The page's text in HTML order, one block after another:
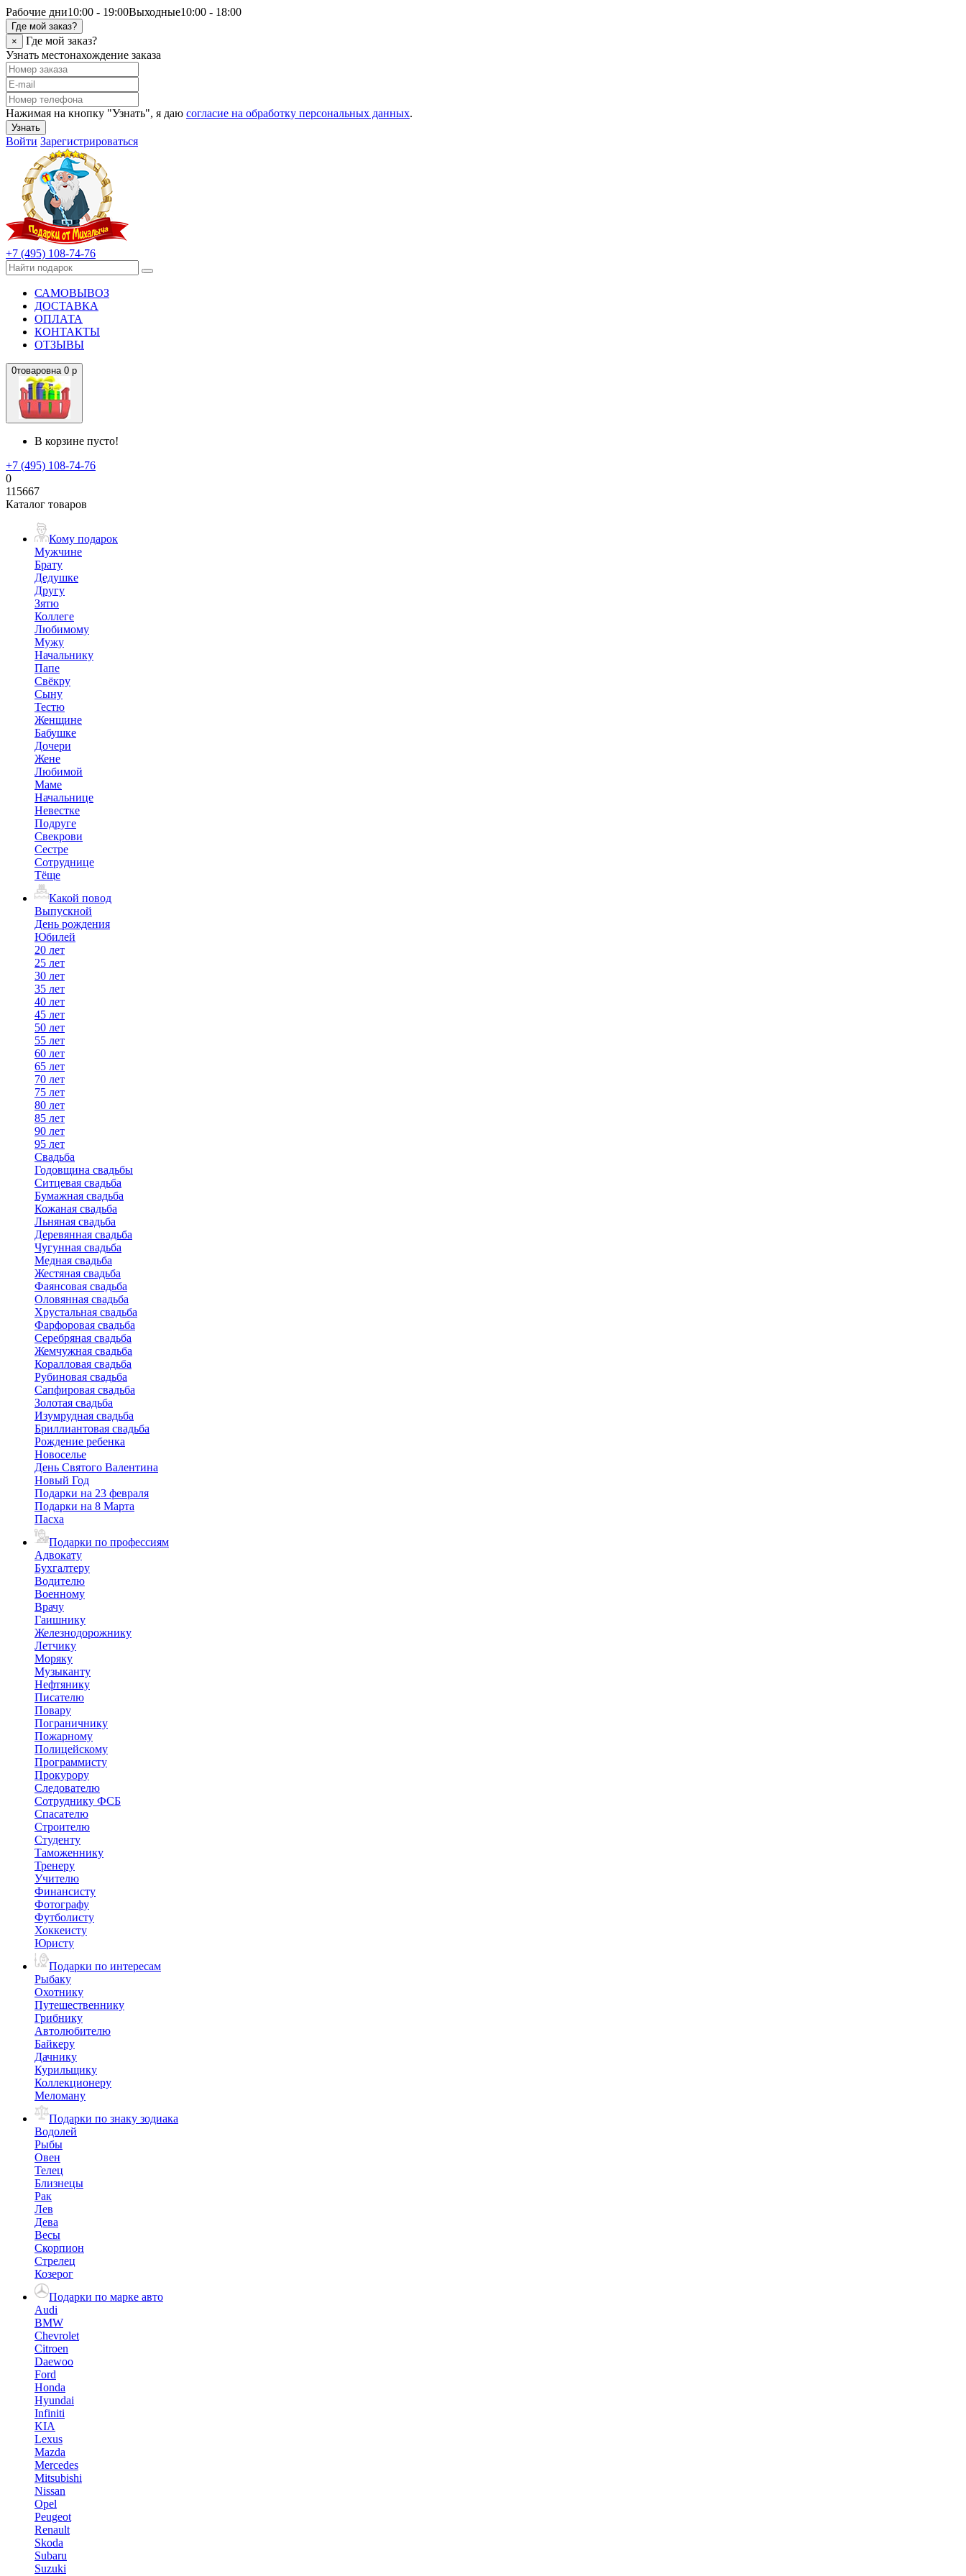
Рабочие дни10:00 - 19:00Выходные10:00 - 18:00
Где мой заказ?
×
Где мой заказ?
Узнать местонахождение заказа
Нажимая на кнопку "Узнать", я даю согласие на обработку персональных данных.
Узнать
Войти Зарегистрироваться
+7 (495) 108-74-76
САМОВЫВОЗ
ДОСТАВКА
ОПЛАТА
КОНТАКТЫ
ОТЗЫВЫ
0товаровна 0 р
В корзине пусто!
+7 (495) 108-74-76
0
115667
Каталог товаров
Кому подарок
Мужчине
Брату
Дедушке
Другу
Зятю
Коллеге
Любимому
Мужу
Начальнику
Папе
Свёкру
Сыну
Тестю
Женщине
Бабушке
Дочери
Жене
Любимой
Маме
Начальнице
Невестке
Подруге
Свекрови
Сестре
Сотруднице
Тёще
Какой повод
Выпускной
День рождения
Юбилей
20 лет
25 лет
30 лет
35 лет
40 лет
45 лет
50 лет
55 лет
60 лет
65 лет
70 лет
75 лет
80 лет
85 лет
90 лет
95 лет
Свадьба
Годовщина свадьбы
Ситцевая свадьба
Бумажная свадьба
Кожаная свадьба
Льняная свадьба
Деревянная свадьба
Чугунная свадьба
Медная свадьба
Жестяная свадьба
Фаянсовая свадьба
Оловянная свадьба
Хрустальная свадьба
Фарфоровая свадьба
Серебряная свадьба
Жемчужная свадьба
Коралловая свадьба
Рубиновая свадьба
Сапфировая свадьба
Золотая свадьба
Изумрудная свадьба
Бриллиантовая свадьба
Рождение ребенка
Новоселье
День Святого Валентина
Новый Год
Подарки на 23 февраля
Подарки на 8 Марта
Пасха
Подарки по профессиям
Адвокату
Бухгалтеру
Водителю
Военному
Врачу
Гаишнику
Железнодорожнику
Летчику
Моряку
Музыканту
Нефтянику
Писателю
Повару
Пограничнику
Пожарному
Полицейскому
Программисту
Прокурору
Следователю
Сотруднику ФСБ
Спасателю
Строителю
Студенту
Таможеннику
Тренеру
Учителю
Финансисту
Фотографу
Футболисту
Хоккеисту
Юристу
Подарки по интересам
Рыбаку
Охотнику
Путешественнику
Грибнику
Автолюбителю
Байкеру
Дачнику
Курильщику
Коллекционеру
Меломану
Подарки по знаку зодиака
Водолей
Рыбы
Овен
Телец
Близнецы
Рак
Лев
Дева
Весы
Скорпион
Стрелец
Козерог
Подарки по марке авто
Audi
BMW
Chevrolet
Citroen
Daewoo
Ford
Honda
Hyundai
Infiniti
KIA
Lexus
Mazda
Mercedes
Mitsubishi
Nissan
Opel
Peugeot
Renault
Skoda
Subaru
Suzuki